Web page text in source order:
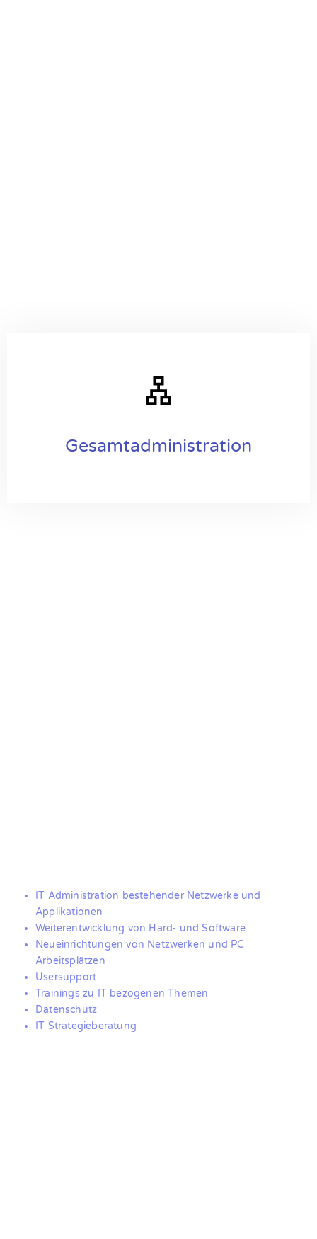
Gesamtadministration
IT Administration bestehender Netzwerke und
Applikationen
Weiterentwicklung von Hard- und Software
Neueinrichtungen von Netzwerken und PC
Arbeitsplätzen
Usersupport
Trainings zu IT bezogenen Themen
Datenschutz
IT Strategieberatung